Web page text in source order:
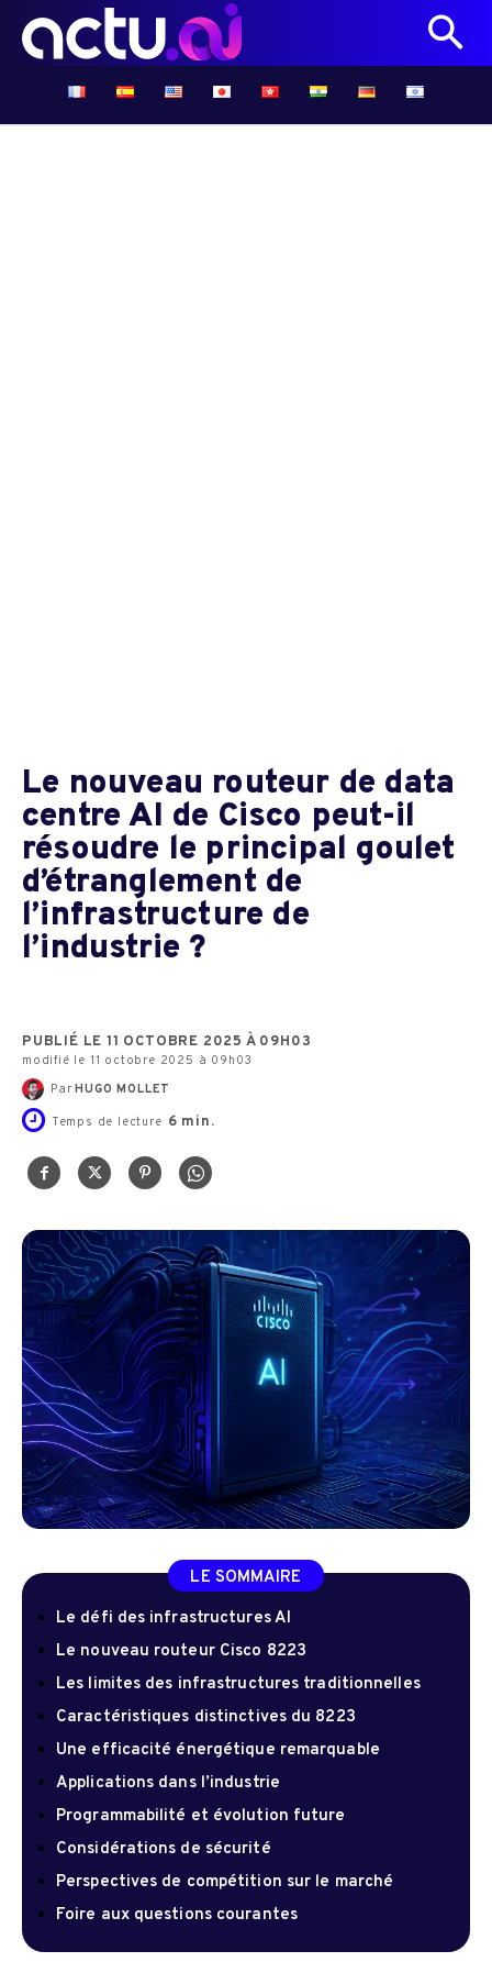
Le nouveau routeur de data
centre AI de Cisco peut-il
résoudre le principal goulet
d’étranglement de
l’infrastructure de
l’industrie ?
PUBLIÉ LE 11 OCTOBRE 2025 À 09H03
modifié le 11 octobre 2025 à 09h03
Par HUGO MOLLET
Temps de lecture 6 min.
LE SOMMAIRE
Le défi des infrastructures AI
Le nouveau routeur Cisco 8223
Les limites des infrastructures traditionnelles
Caractéristiques distinctives du 8223
Une efficacité énergétique remarquable
Applications dans l’industrie
Programmabilité et évolution future
Considérations de sécurité
Perspectives de compétition sur le marché
Foire aux questions courantes